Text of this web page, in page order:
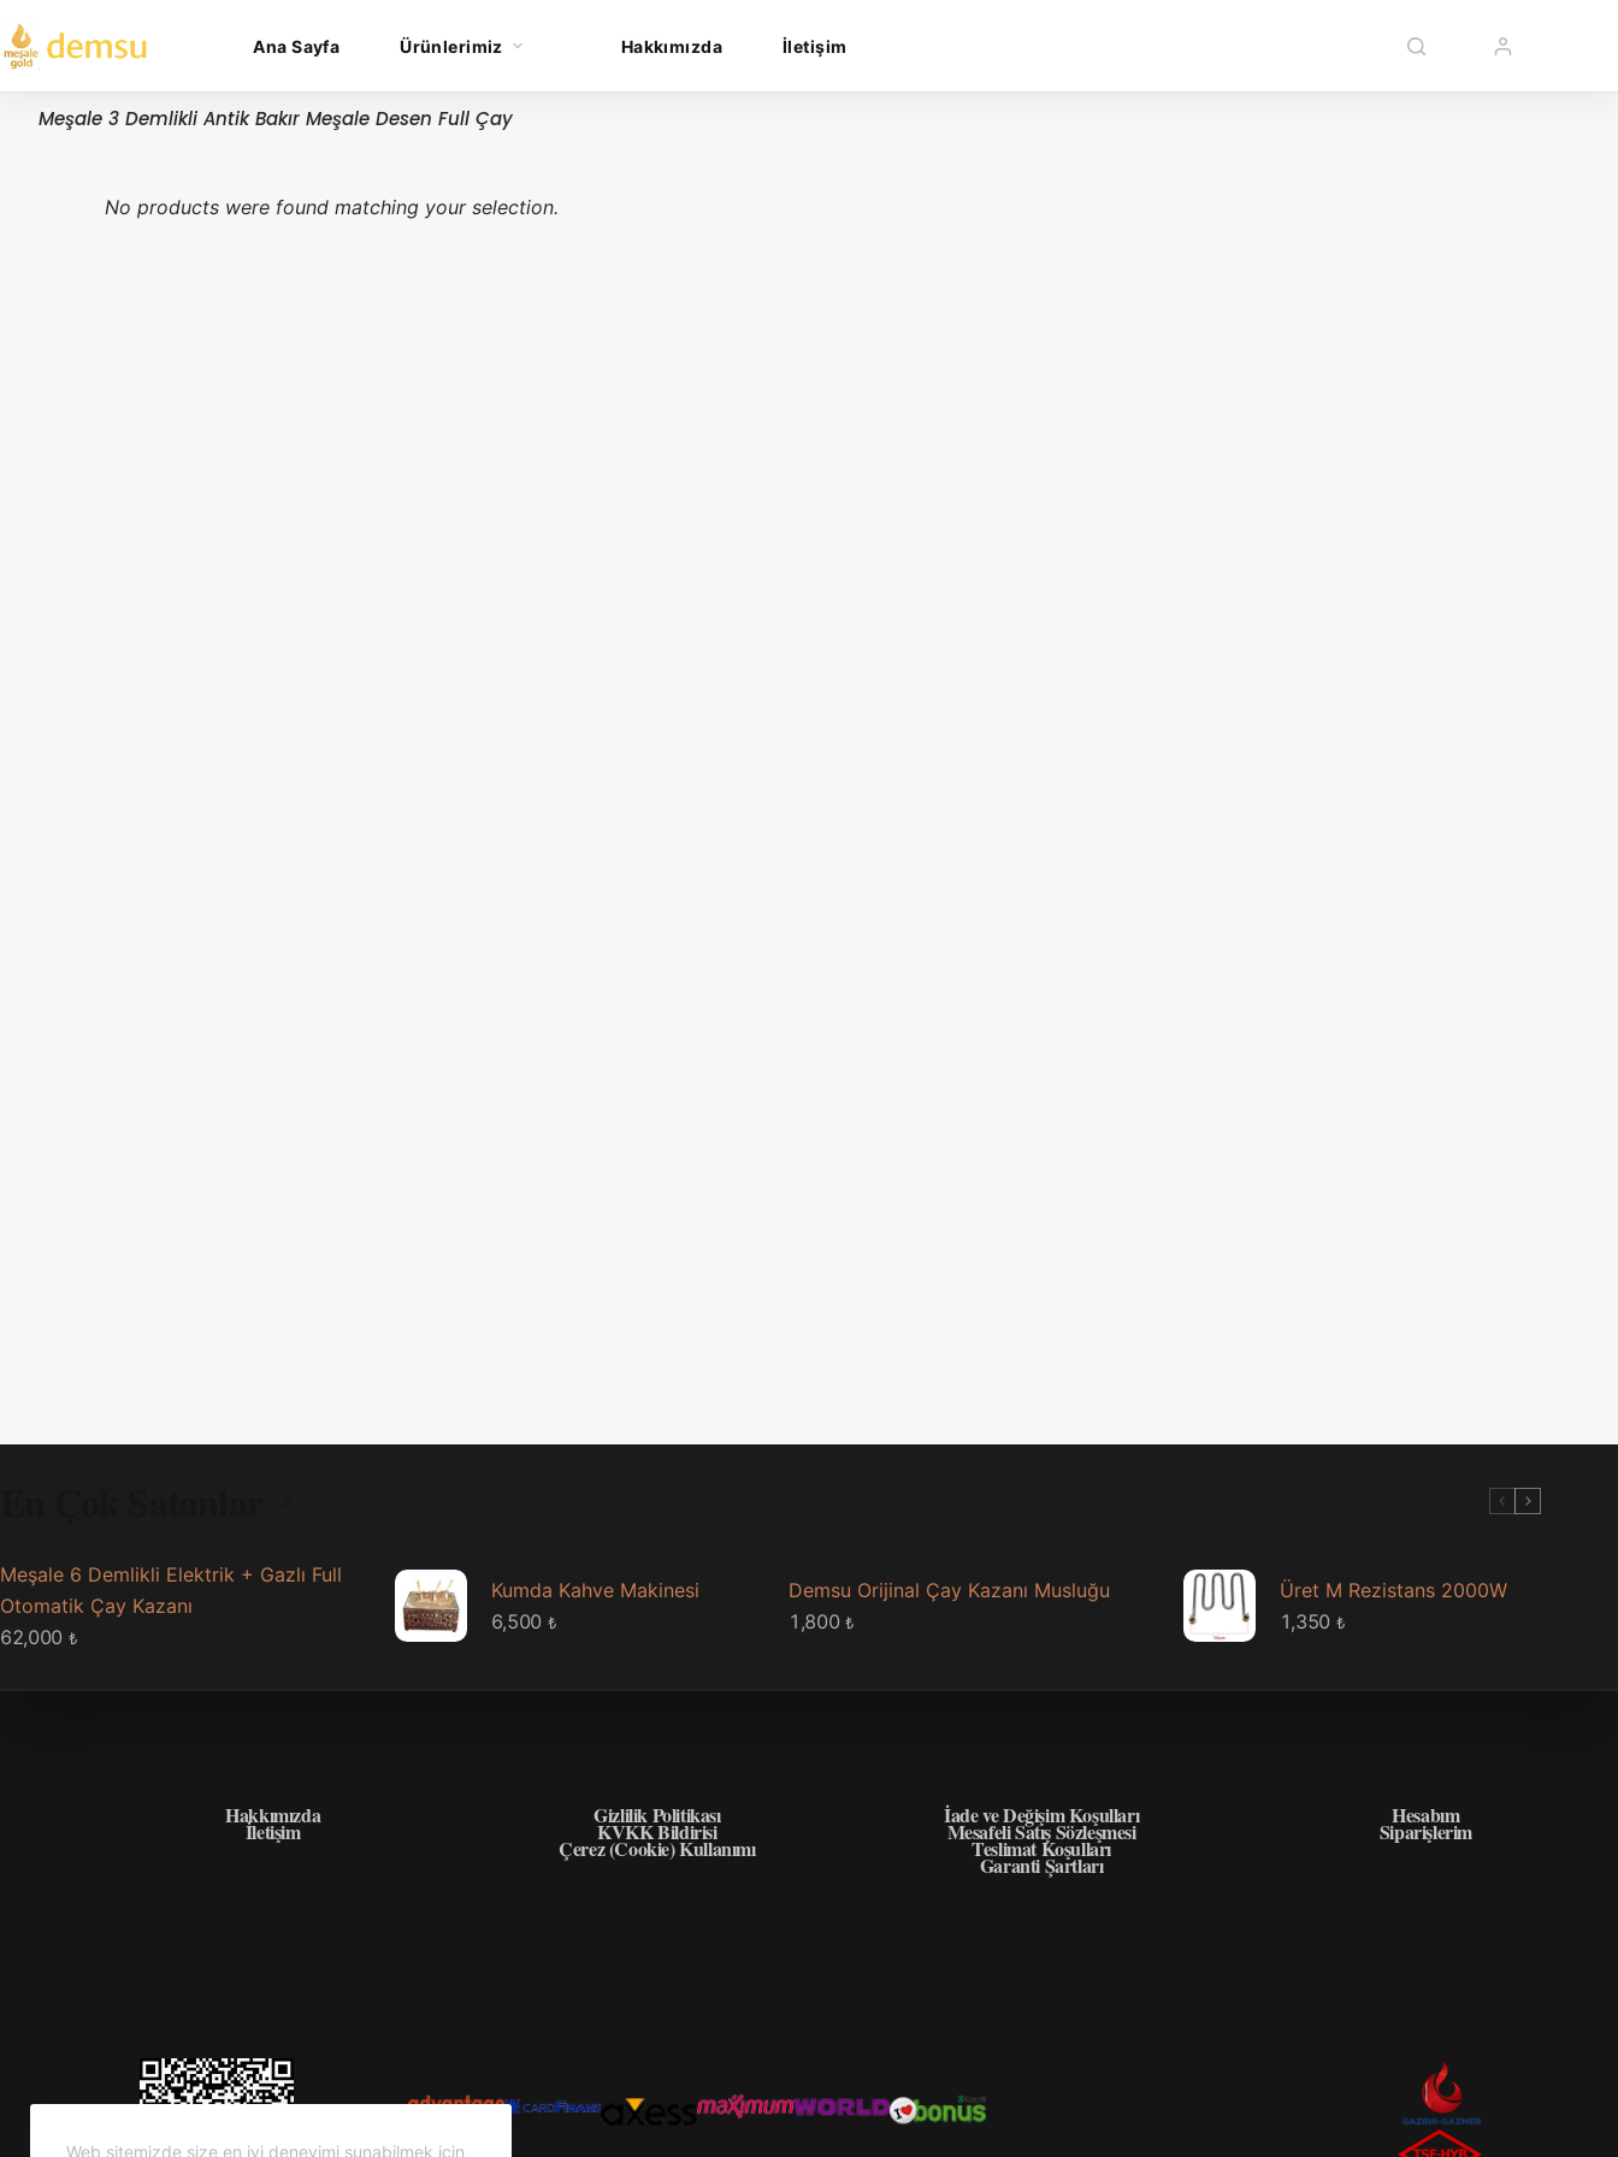
Web sitemizde size en iyi deneyimi sunabilmek için
Ana Sayfa Ürünlerimiz Hakkımızda İletişim
Meşale 3 Demlikli Antik Bakır Meşale Desen Full Çay
No products were found matching your selection.
Meşale 6 Demlikli Elektrik + Gazlı Full
Otomatik Çay Kazanı
62,000 ₺
Kumda Kahve Makinesi
6,500 ₺
Demsu Orijinal Çay Kazanı Musluğu
1,800₺
Üret M Rezistans 2000W
1,350 ₺
Hakkımızda
İletişim
Gizlilik Politikası
KVKK Bildirisi
Çerez (Cookie) Kullanımı
İade ve Değişim Koşulları
Mesafeli Satış Sözleşmesi
Teslimat Koşulları
Garanti Şartları
Hesabım
Siparişlerim